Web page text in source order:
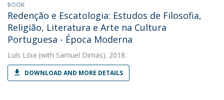
BOOK
Redenção e Escatologia: Estudos de Filosofia,
Religião, Literatura e Arte na Cultura
Portuguesa - Época Moderna
Luís Lóia (with Samuel Dimas). 2018.
DOWNLOAD AND MORE DETAILS